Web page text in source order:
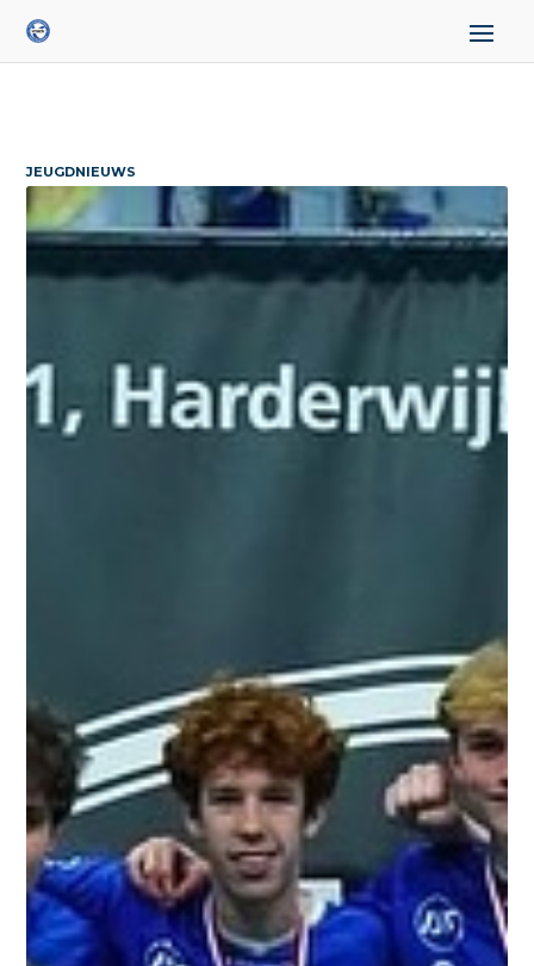
JEUGDNIEUWS